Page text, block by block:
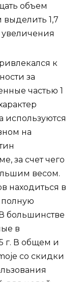
объем
выделить 1,7
к
за
частью 1
используются
на
за счет чего
весом.
находиться в
полную
большинстве
в
г. В общем и
со скидки